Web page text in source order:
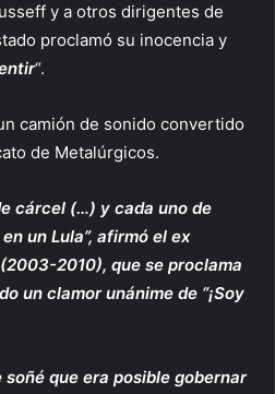
y a otros dirigentes de
proclamó su inocencia y
“.
camión de sonido convertido
de Metalúrgicos.
cárcel (…) y cada uno de
un Lula”, afirmó el ex
2010), que se proclama
un clamor unánime de “¡Soy
soñé que era posible gobernar